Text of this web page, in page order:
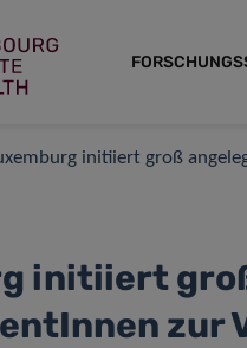
initiiert groß
initiiert
zur